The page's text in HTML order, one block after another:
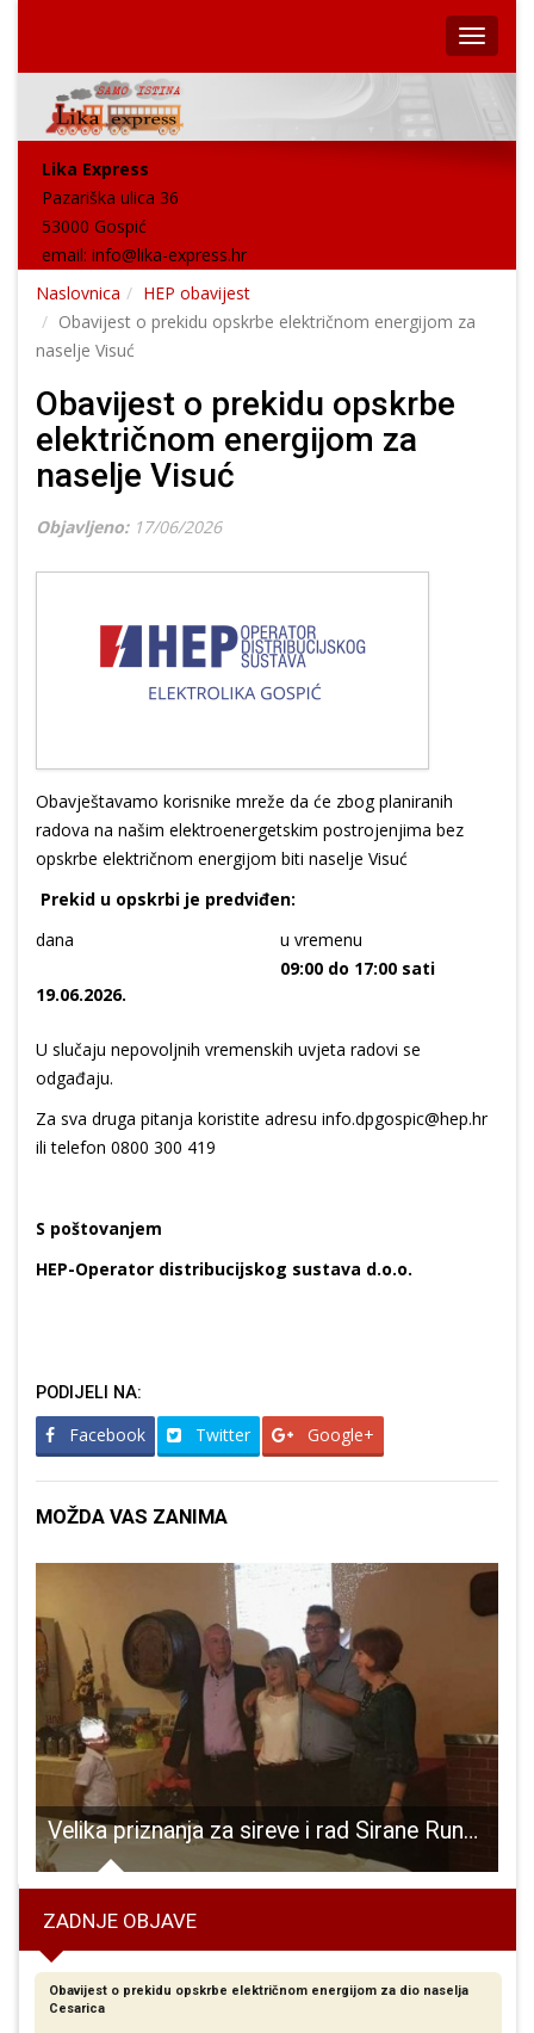
Lika Express
Pazariška ulica 36
53000 Gospić
email: info@lika-express.hr
Naslovnica
HEP obavijest
Obavijest o prekidu opskrbe električnom energijom za
naselje Visuć
Obavijest o prekidu opskrbe
električnom energijom za
naselje Visuć
Objavljeno: 17/06/2026
Obavještavamo korisnike mreže da će zbog planiranih
radova na našim elektroenergetskim postrojenjima bez
opskrbe električnom energijom biti naselje Visuć
Prekid u opskrbi je predviđen:
dana
u vremenu
19.06.2026.
09:00 do 17:00 sati
U slučaju nepovoljnih vremenskih uvjeta radovi se
odgađaju.
Za sva druga pitanja koristite adresu info.dpgospic@hep.hr
ili telefon 0800 300 419
S poštovanjem
HEP-Operator distribucijskog sustava d.o.o.
PODIJELI NA:
Facebook Twitter Google+
MOŽDA VAS ZANIMA
Velika priznanja za sireve i rad Sirane Runolist
ZADNJE OBJAVE
Obavijest o prekidu opskrbe električnom energijom za dio naselja
Cesarica